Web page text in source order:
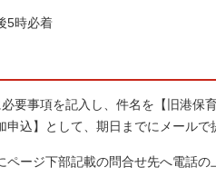
5時必着
事項を記入し、件名を【旧港保
申込】として、期日までにメール
ージ下部記載の問合せ先へ電話の